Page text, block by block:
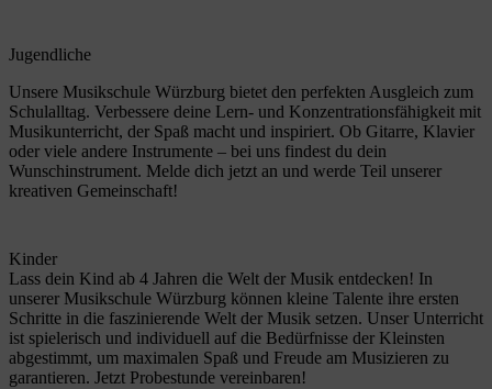
Jugendliche
Unsere Musikschule Würzburg bietet den perfekten Ausgleich zum
Schulalltag. Verbessere deine Lern- und Konzentrationsfähigkeit mit
Musikunterricht, der Spaß macht und inspiriert. Ob Gitarre, Klavier
oder viele andere Instrumente – bei uns findest du dein
Wunschinstrument. Melde dich jetzt an und werde Teil unserer
kreativen Gemeinschaft!
Kinder
Lass dein Kind ab 4 Jahren die Welt der Musik entdecken! In
unserer Musikschule Würzburg können kleine Talente ihre ersten
Schritte in die faszinierende Welt der Musik setzen. Unser Unterricht
ist spielerisch und individuell auf die Bedürfnisse der Kleinsten
abgestimmt, um maximalen Spaß und Freude am Musizieren zu
garantieren. Jetzt Probestunde vereinbaren!